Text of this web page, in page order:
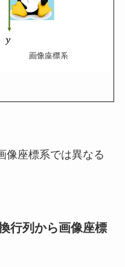
像座標系では異なる
行列から画像座標